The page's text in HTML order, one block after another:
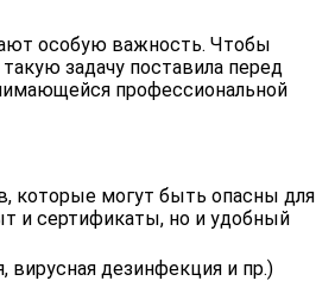
особую важность. Чтобы
задачу поставила перед
профессиональной
которые могут быть опасны для
и сертификаты, но и удобный
вирусная дезинфекция и пр.)